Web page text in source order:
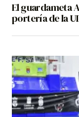
El guardameta
portería de la